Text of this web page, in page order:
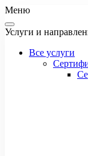
Меню
Услуги и
Все услуги